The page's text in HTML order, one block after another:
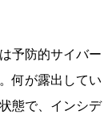
予防的サイバー
何が露出してい
態で、インシデ